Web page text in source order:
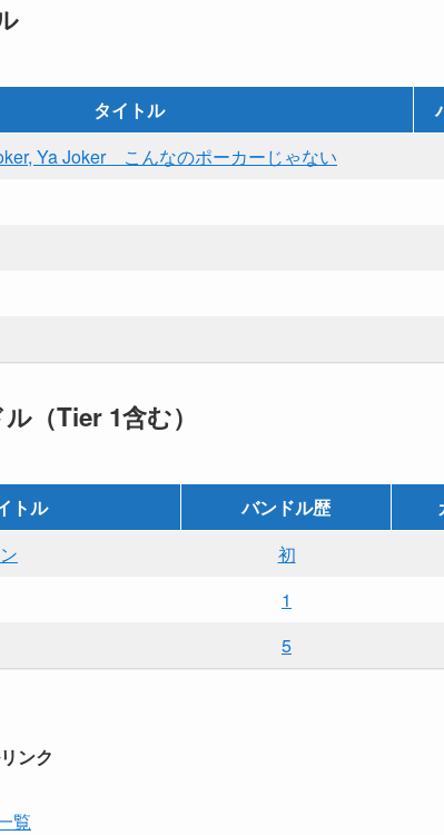
タイトル
Ya Joker こんなのポーカーじゃない
（Tier 1含む）
トル バンドル歴
初
1
5
ンク
覧